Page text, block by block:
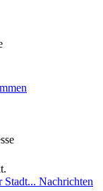
Nachrichten